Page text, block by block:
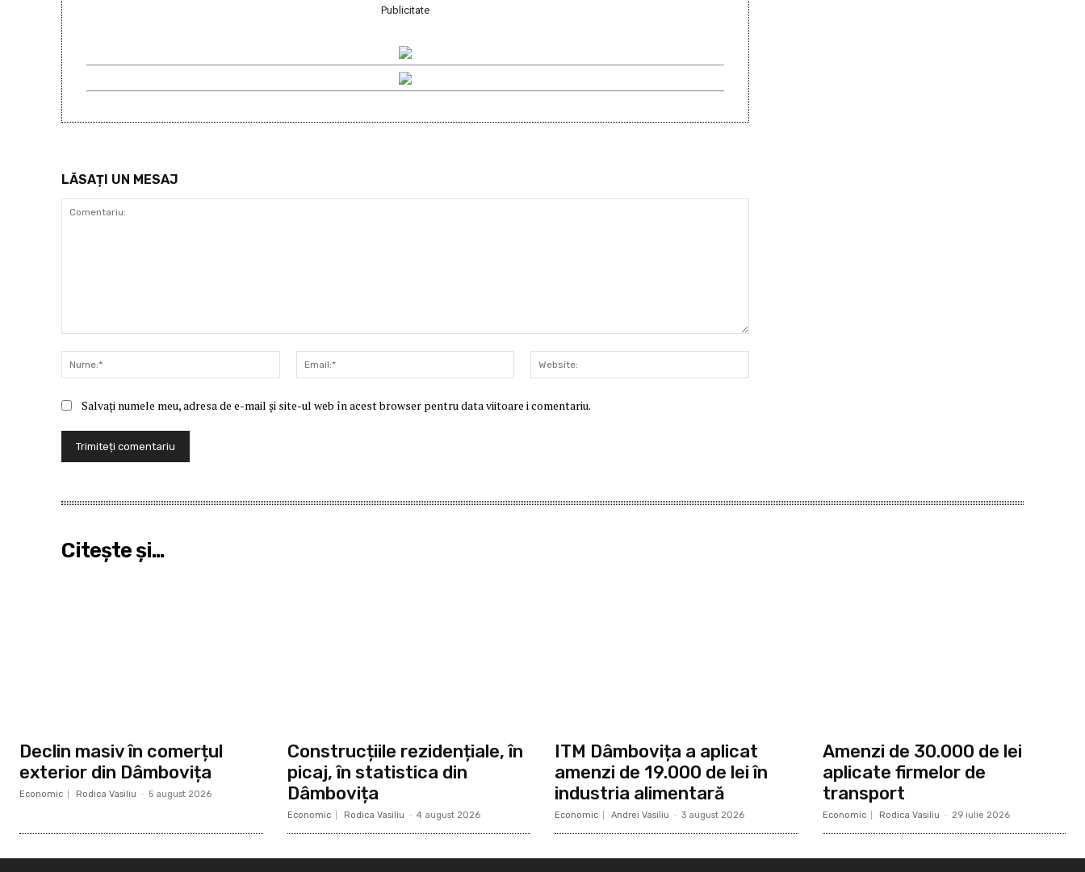
Publicitate
LĂSAȚI UN MESAJ
Nume:*
Email:*
Salvați numele meu, adresa de e-mail și site-ul web în acest browser pentru data viitoare i comentariu.
Citeşte şi...
Declin masiv în comerțul
exterior din Dâmbovița
Economic Rodica Vasiliu - 5 august 2026
Construcțiile rezidențiale, în
picaj, în statistica din
Dâmbovița
Economic Rodica Vasiliu - 4 august 2026
ITM Dâmbovița a aplicat
amenzi de 19.000 de lei în
industria alimentară
Economic Andrei Vasiliu - 3 august 2026
Amenzi de 30.000 de lei
aplicate firmelor de
transport
Economic Rodica Vasiliu - 29 iulie 2026